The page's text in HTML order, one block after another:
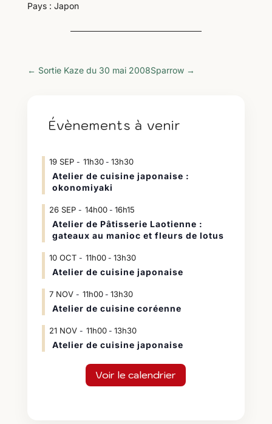
Pays : Japon
← Sortie Kaze du 30 mai 2008Sparrow→
Évènements à venir
19 SEP 11h30- 13h30
Atelier de cuisine japonaise :
okonomiyaki
26 SEP 14h00- 16h15
Atelier de Pâtisserie Laotienne :
gateaux au manioc et fleurs de lotus
10 OCT 11h00- 13h30
Atelier de cuisine japonaise
7 NOV 11h00- 13h30
Atelier de cuisine coréenne
21 NOV 11h00- 13h30
Atelier de cuisine japonaise
Voir le calendrier